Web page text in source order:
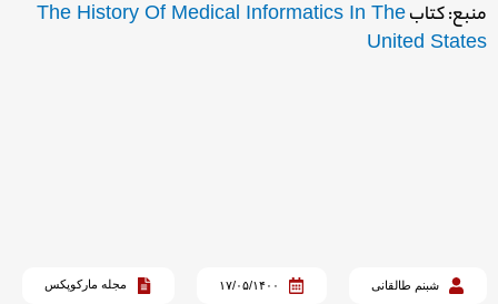
منبع: کتاب The History Of Medical Informatics In The
United States
شبنم طالقانی ۱۷/۰۵/۱۴۰۰ مجله مارکوپکس